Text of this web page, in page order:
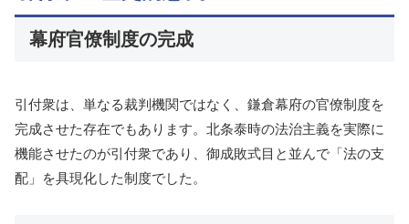
幕府官僚制度の完成
引付衆は、単なる裁判機関ではなく、鎌倉幕府の官僚制度を
完成させた存在でもあります。北条泰時の法治主義を実際に
機能させたのが引付衆であり、御成敗式目と並んで「法の支
配」を具現化した制度でした。